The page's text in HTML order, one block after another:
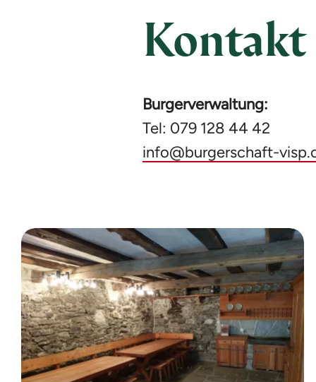
Kontakt
Burgerverwaltung:
Tel: 079 128 44 42
info@burgerschaft-